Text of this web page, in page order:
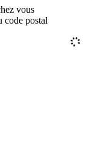
vous
code postal